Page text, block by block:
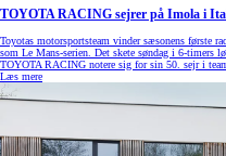
TOYOTA RACING sejrer på Imola i
Toyotas motorsportsteam vinder sæsonens første
som Le Mans-serien. Det skete søndag i 6-timers
TOYOTA RACING notere sig for sin 50. sejr i
Læs mere